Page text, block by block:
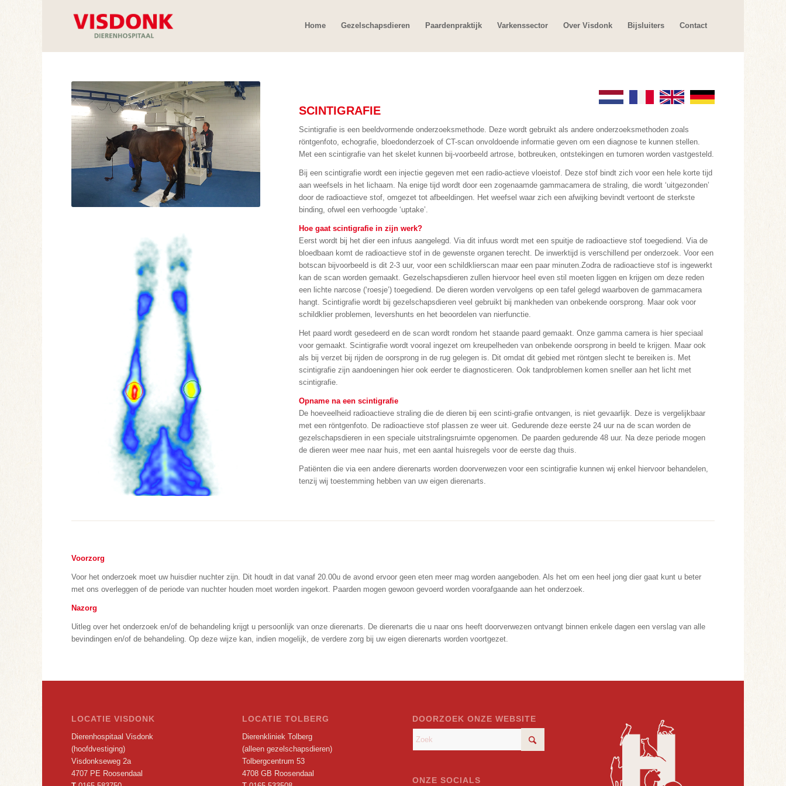
Home Gezelschapsdieren Paardenpraktijk Varkenssector Over Visdonk Bijsluiters Contact
SCINTIGRAFIE
Scintigrafie is een beeldvormende onderzoeksmethode. Deze wordt gebruikt als andere onderzoeksmethoden zoals
röntgenfoto, echografie, bloedonderzoek of CT-scan onvoldoende informatie geven om een diagnose te kunnen stellen.
Met een scintigrafie van het skelet kunnen bij-voorbeeld artrose, botbreuken, ontstekingen en tumoren worden vastgesteld.
Bij een scintigrafie wordt een injectie gegeven met een radio-actieve vloeistof. Deze stof bindt zich voor een hele korte tijd
aan weefsels in het lichaam. Na enige tijd wordt door een zogenaamde gammacamera de straling, die wordt ‘uitgezonden’
door de radioactieve stof, omgezet tot afbeeldingen. Het weefsel waar zich een afwijking bevindt vertoont de sterkste
binding, ofwel een verhoogde ‘uptake’.
Hoe gaat scintigrafie in zijn werk?
Eerst wordt bij het dier een infuus aangelegd. Via dit infuus wordt met een spuitje de radioactieve stof toegediend. Via de
bloedbaan komt de radioactieve stof in de gewenste organen terecht. De inwerktijd is verschillend per onderzoek. Voor een
botscan bijvoorbeeld is dit 2-3 uur, voor een schildklierscan maar een paar minuten.Zodra de radioactieve stof is ingewerkt
kan de scan worden gemaakt. Gezelschapsdieren zullen hiervoor heel even stil moeten liggen en krijgen om deze reden
een lichte narcose (‘roesje’) toegediend. De dieren worden vervolgens op een tafel gelegd waarboven de gammacamera
hangt. Scintigrafie wordt bij gezelschapsdieren veel gebruikt bij mankheden van onbekende oorsprong. Maar ook voor
schildklier problemen, levershunts en het beoordelen van nierfunctie.
Het paard wordt gesedeerd en de scan wordt rondom het staande paard gemaakt. Onze gamma camera is hier speciaal
voor gemaakt. Scintigrafie wordt vooral ingezet om kreupelheden van onbekende oorsprong in beeld te krijgen. Maar ook
als bij verzet bij rijden de oorsprong in de rug gelegen is. Dit omdat dit gebied met röntgen slecht te bereiken is. Met
scintigrafie zijn aandoeningen hier ook eerder te diagnosticeren. Ook tandproblemen komen sneller aan het licht met
scintigrafie.
Opname na een scintigrafie
De hoeveelheid radioactieve straling die de dieren bij een scinti-grafie ontvangen, is niet gevaarlijk. Deze is vergelijkbaar
met een röntgenfoto. De radioactieve stof plassen ze weer uit. Gedurende deze eerste 24 uur na de scan worden de
gezelschapsdieren in een speciale uitstralingsruimte opgenomen. De paarden gedurende 48 uur. Na deze periode mogen
de dieren weer mee naar huis, met een aantal huisregels voor de eerste dag thuis.
Patiënten die via een andere dierenarts worden doorverwezen voor een scintigrafie kunnen wij enkel hiervoor behandelen,
tenzij wij toestemming hebben van uw eigen dierenarts.
Voorzorg
Voor het onderzoek moet uw huisdier nuchter zijn. Dit houdt in dat vanaf 20.00u de avond ervoor geen eten meer mag worden aangeboden. Als het om een heel jong dier gaat kunt u beter
met ons overleggen of de periode van nuchter houden moet worden ingekort. Paarden mogen gewoon gevoerd worden voorafgaande aan het onderzoek.
Nazorg
Uitleg over het onderzoek en/of de behandeling krijgt u persoonlijk van onze dierenarts. De dierenarts die u naar ons heeft doorverwezen ontvangt binnen enkele dagen een verslag van alle
bevindingen en/of de behandeling. Op deze wijze kan, indien mogelijk, de verdere zorg bij uw eigen dierenarts worden voortgezet.
LOCATIE VISDONK
Dierenhospitaal Visdonk
(hoofdvestiging)
Visdonkseweg 2a
4707 PE Roosendaal
LOCATIE TOLBERG
Dierenkliniek Tolberg
(alleen gezelschapsdieren)
Tolbergcentrum 53
4708 GB Roosendaal
DOORZOEK ONZE WEBSITE
ONZE SOCIALS